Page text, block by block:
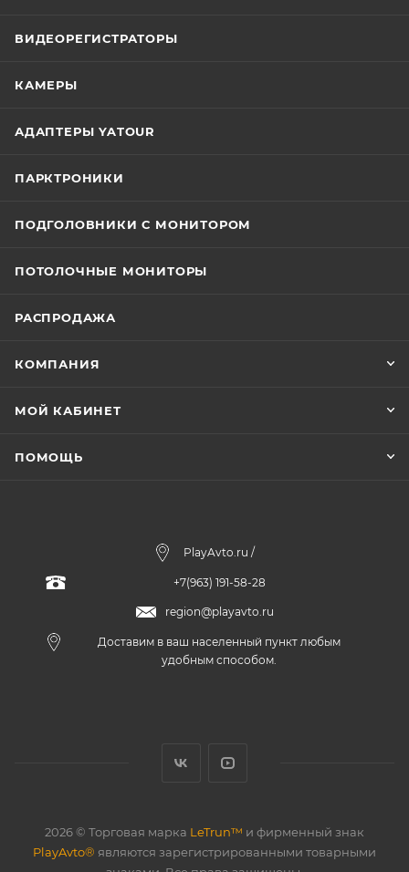
ВИДЕОРЕГИСТРАТОРЫ
КАМЕРЫ
АДАПТЕРЫ YATOUR
ПАРКТРОНИКИ
ПОДГОЛОВНИКИ С МОНИТОРОМ
ПОТОЛОЧНЫЕ МОНИТОРЫ
РАСПРОДАЖА
КОМПАНИЯ
МОЙ КАБИНЕТ
ПОМОЩЬ
PlayAvto.ru /
+7(963) 191-58-28
region@playavto.ru
Доставим в ваш населенный пункт любым
удобным способом.
2026 © Торговая марка LeTrun™ и фирменный знак
PlayAvto® являются зарегистрированными товарными